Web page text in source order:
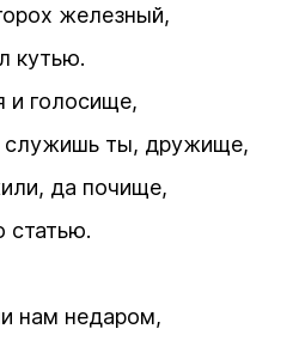
железный,
кутью.
и голосище,
служишь ты, дружище,
да почище,
нам недаром,